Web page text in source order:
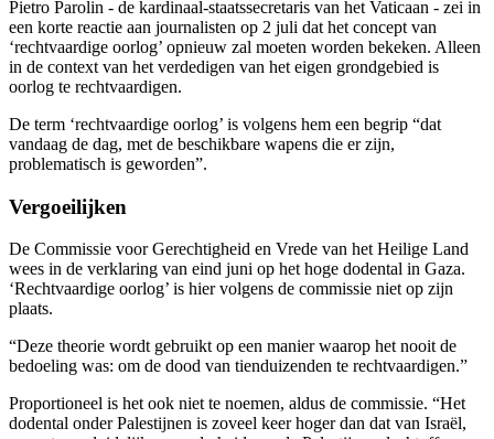
Pietro Parolin - de kardinaal-staatssecretaris van het Vaticaan - zei in
een korte reactie aan journalisten op 2 juli dat het concept van
‘rechtvaardige oorlog’ opnieuw zal moeten worden bekeken. Alleen
in de context van het verdedigen van het eigen grondgebied is
oorlog te rechtvaardigen.
De term ‘rechtvaardige oorlog’ is volgens hem een begrip “dat
vandaag de dag, met de beschikbare wapens die er zijn,
problematisch is geworden”.
Vergoeilijken
De Commissie voor Gerechtigheid en Vrede van het Heilige Land
wees in de verklaring van eind juni op het hoge dodental in Gaza.
‘Rechtvaardige oorlog’ is hier volgens de commissie niet op zijn
plaats.
“Deze theorie wordt gebruikt op een manier waarop het nooit de
bedoeling was: om de dood van tienduizenden te rechtvaardigen.”
Proportioneel is het ook niet te noemen, aldus de commissie. “Het
dodental onder Palestijnen is zoveel keer hoger dan dat van Israël,